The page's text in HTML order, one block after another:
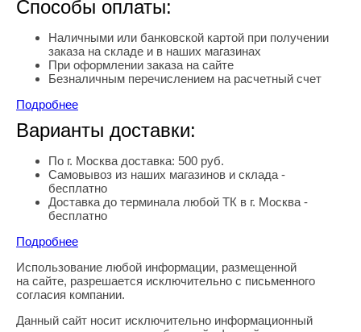
Способы оплаты:
Наличными или банковской картой при получении
заказа на складе и в наших магазинах
При оформлении заказа на сайте
Безналичным перечислением на расчетный счет
Подробнее
Варианты доставки:
По г. Москва доставка: 500 руб.
Самовывоз из наших магазинов и склада -
бесплатно
Доставка до терминала любой ТК в г. Москва -
бесплатно
Подробнее
Правовая информация
Использование любой информации, размещенной
на сайте, разрешается исключительно с письменного
согласия компании.
Данный сайт носит исключительно информационный